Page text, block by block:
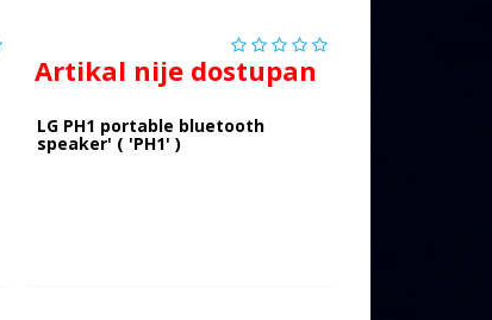
Artikal nije dostupan
LG PH1 portable bluetooth
speaker' ( 'PH1' )